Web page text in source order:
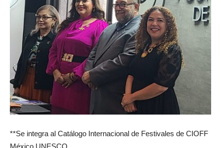
**Se integra al Catálogo Internacional de Festivales de CIOFF
México UNESCO